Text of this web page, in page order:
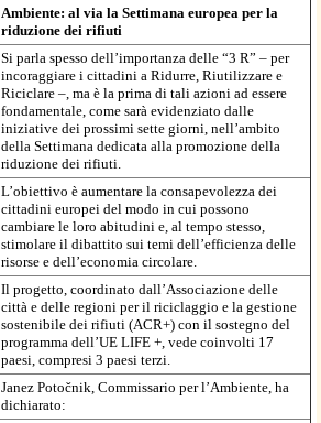
Ambiente: al via la Settimana europea per la
riduzione dei rifiuti
Si parla spesso dell’importanza delle “3 R” – per
incoraggiare i cittadini a Ridurre, Riutilizzare e
Riciclare –, ma è la prima di tali azioni ad essere
fondamentale, come sarà evidenziato dalle
iniziative dei prossimi sette giorni, nell’ambito
della Settimana dedicata alla promozione della
riduzione dei rifiuti.
L’obiettivo è aumentare la consapevolezza dei
cittadini europei del modo in cui possono
cambiare le loro abitudini e, al tempo stesso,
stimolare il dibattito sui temi dell’efficienza delle
risorse e dell’economia circolare.
Il progetto, coordinato dall’Associazione delle
città e delle regioni per il riciclaggio e la gestione
sostenibile dei rifiuti (ACR+) con il sostegno del
programma dell’UE LIFE +, vede coinvolti 17
paesi, compresi 3 paesi terzi.
Janez Potočnik, Commissario per l’Ambiente, ha
dichiarato: